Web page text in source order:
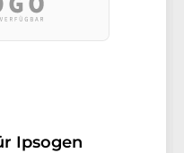
Ipsogen